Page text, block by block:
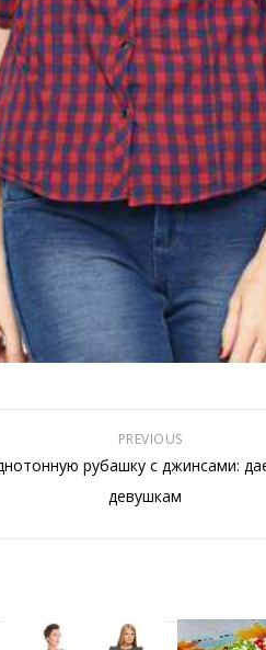
PREVIOUS
рубашку с джинсами:
девушкам